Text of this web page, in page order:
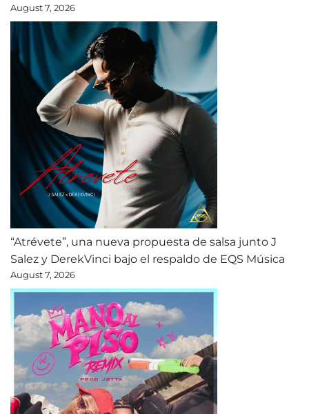
August 7, 2026
“Atrévete”, una nueva propuesta de salsa junto J
Salez y DerekVinci bajo el respaldo de EQS Música
August 7, 2026